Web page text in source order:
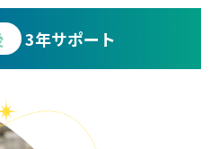
3年サポート